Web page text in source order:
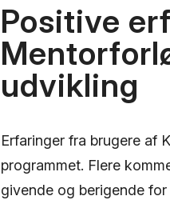
Positive
udvikling
Erfaringer fra brugere af
programmet. Flere
givende og berigende for